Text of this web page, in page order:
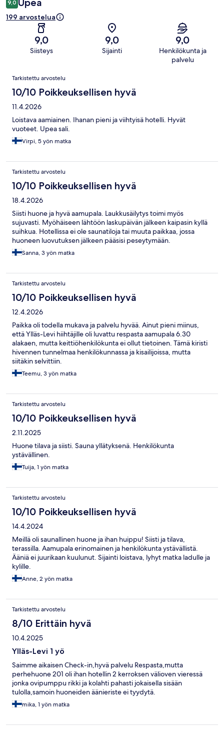
9,0 Upea
199 arvostelua
9,0
Siisteys
9,0
Sijainti
9,0
Henkilökunta ja
palvelu
Arvostelut
Tarkistettu arvostelu
10/10 Poikkeuksellisen hyvä
11.4.2026
Loistava aamiainen. Ihanan pieni ja viihtyisä hotelli. Hyvät
vuoteet. Upea sali.
Virpi, 5 yön matka
Tarkistettu arvostelu
10/10 Poikkeuksellisen hyvä
18.4.2026
Siisti huone ja hyvä aamupala. Laukkusäilytys toimi myös
sujuvasti. Myöhäiseen lähtöön laskupäivän jälkeen kaipasin kyllä
suihkua. Hotellissa ei ole saunatiloja tai muuta paikkaa, jossa
huoneen luovutuksen jälkeen pääsisi peseytymään.
Sanna, 3 yön matka
Tarkistettu arvostelu
10/10 Poikkeuksellisen hyvä
12.4.2026
Paikka oli todella mukava ja palvelu hyvää. Ainut pieni miinus,
että Ylläs-Levi hiihtäjille oli luvattu respasta aamupala 6.30
alakaen, mutta keittiöhenkilökunta ei ollut tietoinen. Tämä kiristi
hivennen tunnelmaa henkilökunnassa ja kisailijoissa, mutta
siitäkin selvittiin.
Teemu, 3 yön matka
Tarkistettu arvostelu
10/10 Poikkeuksellisen hyvä
2.11.2025
Huone tilava ja siisti. Sauna yllätyksenä. Henkilökunta
ystävällinen.
Tuija, 1 yön matka
Tarkistettu arvostelu
10/10 Poikkeuksellisen hyvä
14.4.2024
Meillä oli saunallinen huone ja ihan huippu! Siisti ja tilava,
terassilla. Aamupala erinomainen ja henkilökunta ystävällistä.
Ääniä ei juurikaan kuulunut. Sijainti loistava, lyhyt matka ladulle ja
kylille.
Anne, 2 yön matka
Tarkistettu arvostelu
8/10 Erittäin hyvä
10.4.2025
Ylläs-Levi 1 yö
Saimme aikaisen Check-in,hyvä palvelu Respasta,mutta
perhehuone 201 oli ihan hotellin 2 kerroksen välioven vieressä
jonka ovipumppu rikki ja kolahti pahasti jokaisella sisään
tulolla,samoin huoneiden äänieriste ei tyydytä.
mika, 1 yön matka